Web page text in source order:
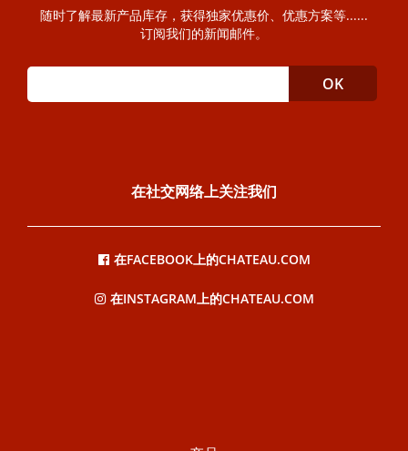
随时了解最新产品库存，获得独家优惠价、优惠方案等......
订阅我们的新闻邮件。
在社交网络上关注我们
在FACEBOOK上的CHATEAU.COM
在INSTAGRAM上的CHATEAU.COM